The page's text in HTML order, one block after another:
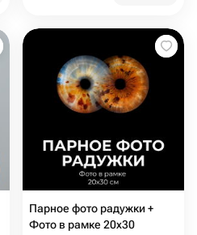
Парное фото радужки +
Фото в рамке 20х30